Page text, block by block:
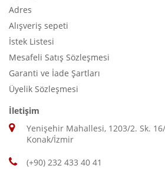
Adres
Alışveriş sepeti
İstek Listesi
Mesafeli Satış Sözleşmesi
Garanti ve İade Şartları
Üyelik Sözleşmesi
İletişim
Yenişehir Mahallesi, 1203/2. Sk.
Konak/İzmir
(+90) 232 433 40 41